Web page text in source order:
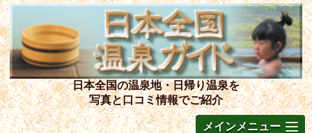
日本全国の温泉地・日帰り温泉を
写真と口コミ情報でご紹介
メインメニュー